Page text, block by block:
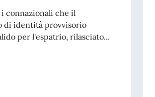
i connazionali che il
di identità provvisorio
per l'espatrio, rilasciato...
ai connazionali: il documento di identità